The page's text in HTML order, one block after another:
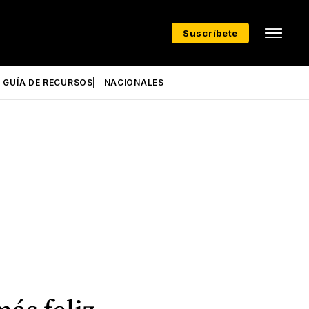
Suscríbete
GUÍA DE RECURSOS NACIONALES